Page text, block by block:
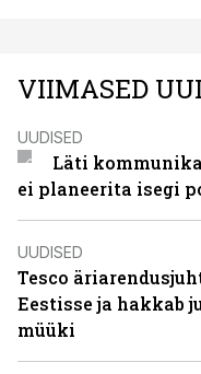
VIIMASED
UUDISED
Läti
ei planeerita isegi
UUDISED
Tesco
Eestisse ja hakkab
müüki